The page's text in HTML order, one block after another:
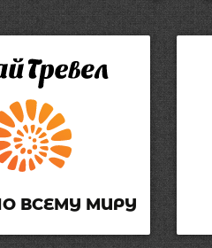
ВСЕМУ МИРУ